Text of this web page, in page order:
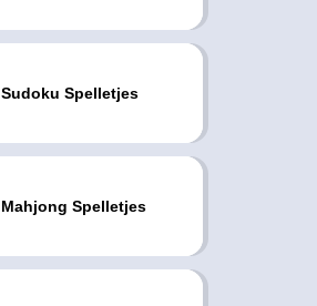
Sudoku Spelletjes
Mahjong Spelletjes